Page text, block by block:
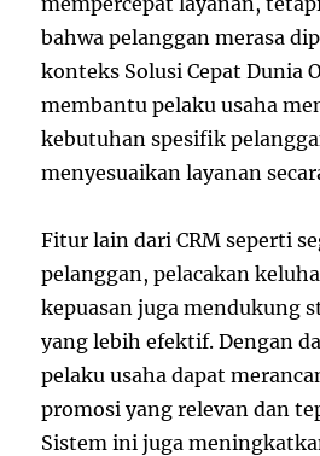
bahwa pelanggan merasa
konteks Solusi Cepat Dunia
membantu pelaku usaha
kebutuhan spesifik
menyesuaikan layanan
Fitur lain dari CRM seperti
pelanggan, pelacakan
kepuasan juga mendukung
yang lebih efektif. Dengan
pelaku usaha dapat
promosi yang relevan dan
Sistem ini juga